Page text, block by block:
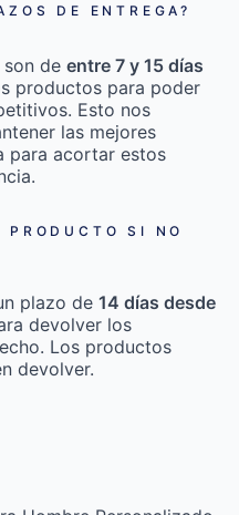
DE ENTREGA?
de entre 7 y 15 días
productos para poder
Esto nos
las mejores
para acortar estos
PRODUCTO SI NO
plazo de 14 días desde
devolver los
Los productos
devolver.